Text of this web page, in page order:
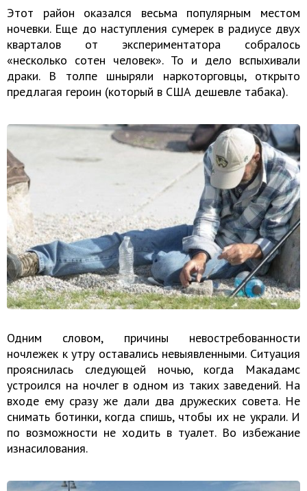
Этот район оказался весьма популярным местом
ночевки. Еще до наступления сумерек в радиусе двух
кварталов от экспериментатора собралось
«несколько сотен человек». То и дело вспыхивали
драки. В толпе шныряли наркоторговцы, открыто
предлагая героин (который в США дешевле табака).
Одним словом, причины невостребованности
ночлежек к утру оставались невыявленными. Ситуация
прояснилась следующей ночью, когда Макадамс
устроился на ночлег в одном из таких заведений. На
входе ему сразу же дали два дружеских совета. Не
снимать ботинки, когда спишь, чтобы их не украли. И
по возможности не ходить в туалет. Во избежание
изнасилования.